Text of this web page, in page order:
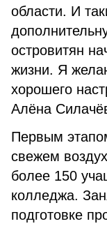
области. И
островитян
жизни. Я
хорошего
Алёна
Первым
свежем
более 150
колледжа.
подготовке